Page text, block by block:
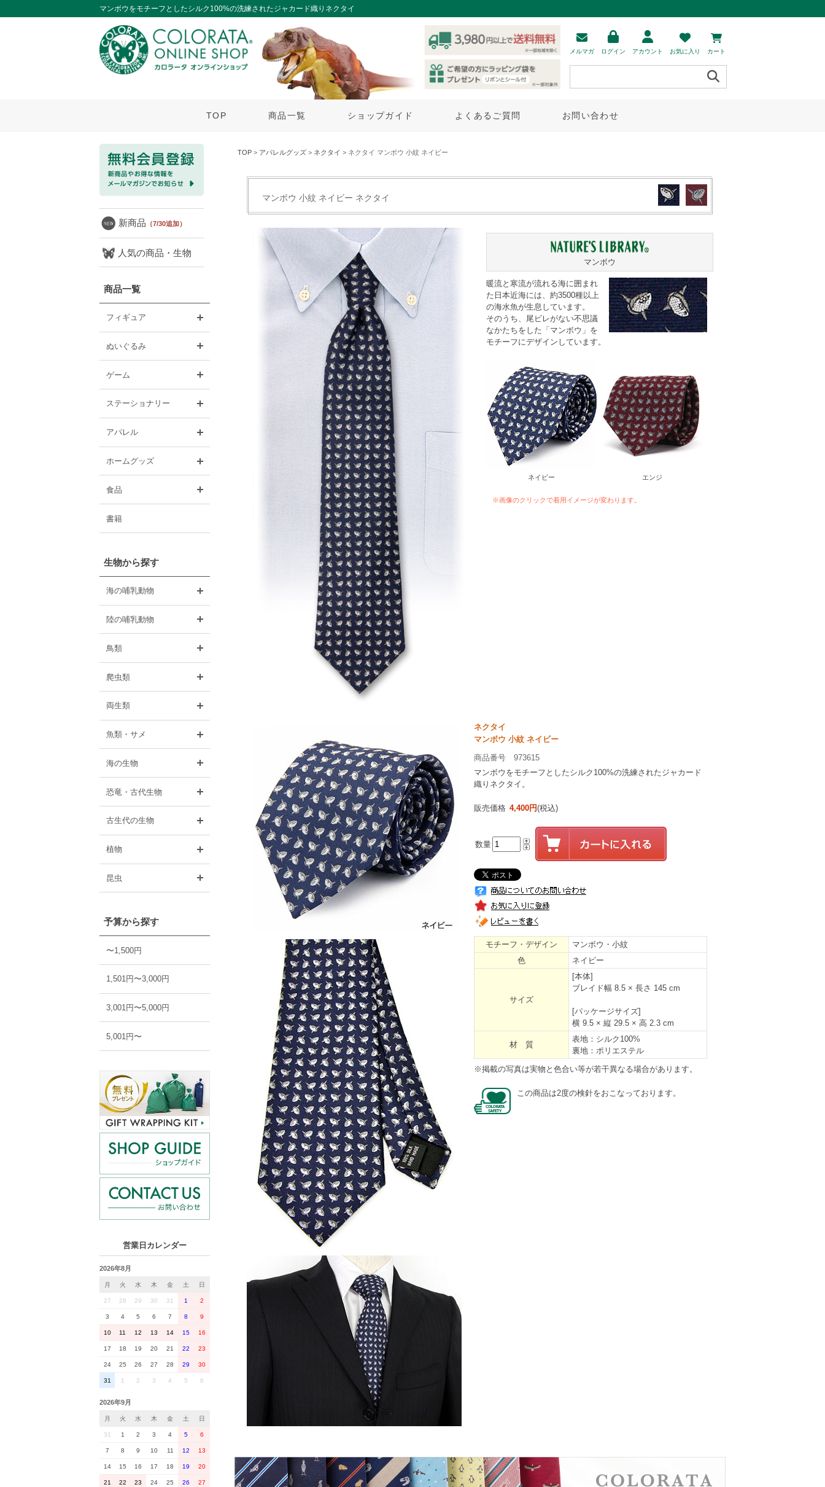
マンボウをモチーフとしたシルク100%の洗練されたジャカード織りネクタイ
メルマガ ログイン アカウント お気に入り カート
TOP 商品一覧 ショップガイド よくあるご質問 お問い合わせ
新商品 （7/30追加）
人気の商品・生物
商品一覧
フィギュア
ぬいぐるみ
ゲーム
ステーショナリー
アパレル
ホームグッズ
食品
書籍
生物から探す
海の哺乳動物
陸の哺乳動物
鳥類
爬虫類
両生類
魚類・サメ
海の生物
恐竜・古代生物
古生代の生物
植物
昆虫
予算から探す
〜1,500円
1,501円〜3,000円
3,001円〜5,000円
5,001円〜
営業日カレンダー
2026年8月
月 火 水 木 金 土 日
27 28 29 30 31 1 2
3 4 5 6 7 8 9
10 11 12 13 14 15 16
17 18 19 20 21 22 23
24 25 26 27 28 29 30
31 1 2 3 4 5 6
2026年9月
月 火 水 木 金 土 日
31 1 2 3 4 5 6
7 8 9 10 11 12 13
14 15 16 17 18 19 20
21 22 23 24 25 26 27
TOP > アパレルグッズ > ネクタイ > ネクタイ マンボウ 小紋 ネイビー
マンボウ 小紋 ネイビー ネクタイ
マンボウ
暖流と寒流が流れる海に囲まれ
た日本近海には、約3500種以上
の海水魚が生息しています。
そのうち、尾ビレがない不思議
なかたちをした「 マンボウ 」を
モチーフにデザインしています。
ネイビー エンジ
※画像のクリックで着用イメージが変わります。
ネクタイ
マンボウ 小紋 ネイビー
商品番号 973615
マンボウをモチーフとしたシルク100%の洗練されたジャカード
織りネクタイ。
販売価格 4,400円(税込)
数量
モチーフ・デザイン
マンボウ・小紋
色
ネイビー
サイズ
[本体]
ブレイド幅 8.5 × 長さ 145 cm
[パッケージサイズ]
横 9.5 × 縦 29.5 × 高 2.3 cm
材 質
表地：シルク100%
裏地：ポリエステル
※掲載の写真は実物と色合い等が若干異なる場合があります。
この商品は2度の検針をおこなっております。